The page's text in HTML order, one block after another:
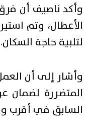
وأكد ناصيف أن
الأعطال، وتم
لتلبية حاجة السكان.
وأشار إلى أن
المتضررة لضمان
السابق في أقرب